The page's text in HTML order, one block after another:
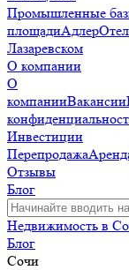
Промышленные
площадиАдлер
Лазаревском
О компании
О
компанииВакансии
Инвестиции
Перепродажа
Отзывы
Блог
Недвижимость в
Блог
Сочи